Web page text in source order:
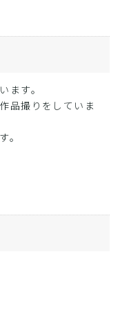
ます。
品撮りをしていま
。